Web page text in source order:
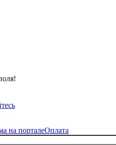
на порталеОплата